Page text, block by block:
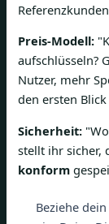
Preis-Modell:
aufschlüsseln?
Nutzer, mehr
den ersten
Sicherheit:
stellt ihr sicher,
konform
Beziehe